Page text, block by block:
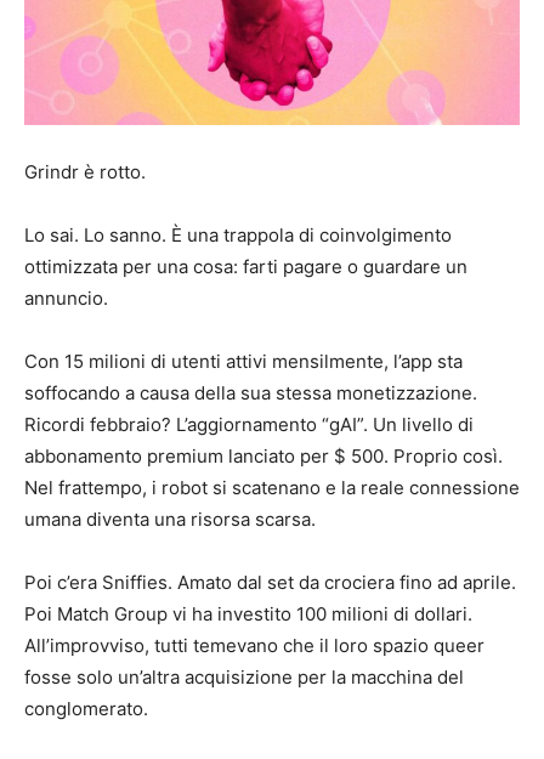
Grindr è rotto.
Lo sai. Lo sanno. È una trappola di coinvolgimento
ottimizzata per una cosa: farti pagare o guardare un
annuncio.
Con 15 milioni di utenti attivi mensilmente, l’app sta
soffocando a causa della sua stessa monetizzazione.
Ricordi febbraio? L’aggiornamento “gAI”. Un livello di
abbonamento premium lanciato per $ 500. Proprio così.
Nel frattempo, i robot si scatenano e la reale connessione
umana diventa una risorsa scarsa.
Poi c’era Sniffies. Amato dal set da crociera fino ad aprile.
Poi Match Group vi ha investito 100 milioni di dollari.
All’improvviso, tutti temevano che il loro spazio queer
fosse solo un’altra acquisizione per la macchina del
conglomerato.